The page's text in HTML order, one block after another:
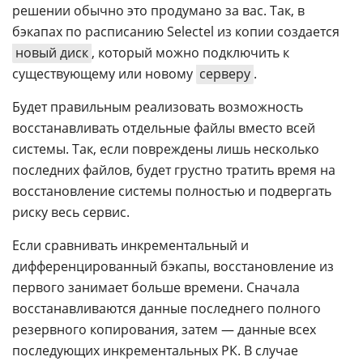
решении обычно это продумано за вас. Так, в
бэкапах по расписанию Selectel из копии создается
новый диск , который можно подключить к
существующему или новому серверу .
Будет правильным реализовать возможность
восстанавливать отдельные файлы вместо всей
системы. Так, если повреждены лишь несколько
последних файлов, будет грустно тратить время на
восстановление системы полностью и подвергать
риску весь сервис.
Если сравнивать инкрементальный и
дифференцированный бэкапы, восстановление из
первого занимает больше времени. Сначала
восстанавливаются данные последнего полного
резервного копирования, затем — данные всех
последующих инкрементальных РК. В случае